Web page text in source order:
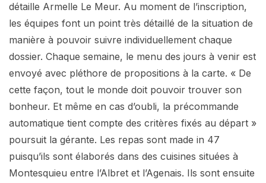
détaille Armelle Le Meur. Au moment de l’inscription,
les équipes font un point très détaillé de la situation de
manière à pouvoir suivre individuellement chaque
dossier. Chaque semaine, le menu des jours à venir est
envoyé avec pléthore de propositions à la carte. « De
cette façon, tout le monde doit pouvoir trouver son
bonheur. Et même en cas d’oubli, la précommande
automatique tient compte des critères fixés au départ »
poursuit la gérante. Les repas sont made in 47
puisqu’ils sont élaborés dans des cuisines situées à
Montesquieu entre l’Albret et l’Agenais. Ils sont ensuite